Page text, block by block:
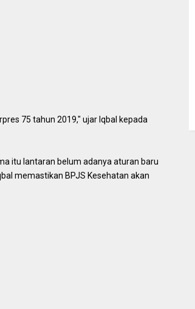
75 tahun 2019," ujar Iqbal kepada
itu lantaran belum adanya aturan baru
memastikan BPJS Kesehatan akan